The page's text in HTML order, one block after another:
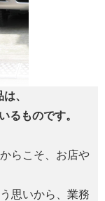
、
るものです。
らこそ、お店や
思いから、業務